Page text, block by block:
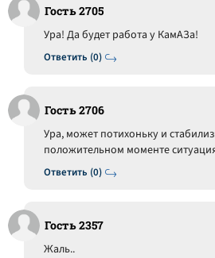
Гость 2705
Ответить (0)
Ура! Да будет работа у КамАЗа!
Гость 2706
Ответить (0)
Ура, может потихоньку и
положительном моменте
Гость 2357
Жаль..